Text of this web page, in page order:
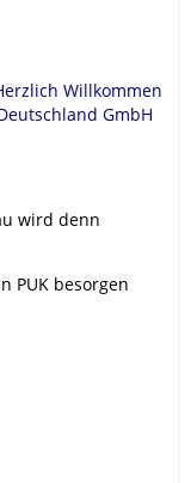
Willkommen
GmbH
wird denn
PUK besorgen